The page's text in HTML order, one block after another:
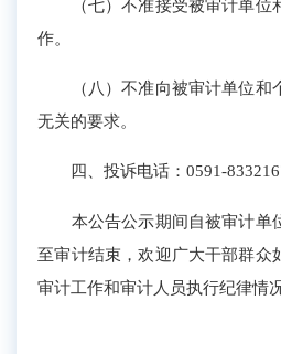
（七）不准接受被审计单位
作。
（八）不准向被审计单位和
无关的要求。
四、投诉电话：0591-
本公告公示期间自被审计单
至审计结束，欢迎广大干部群众
审计工作和审计人员执行纪律情